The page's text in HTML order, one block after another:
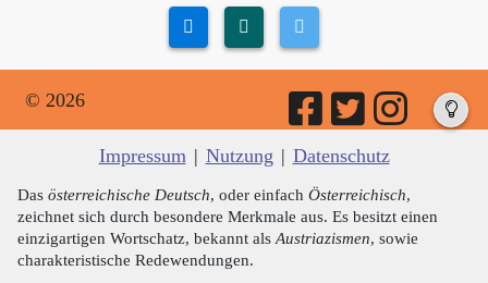
© 2026
Impressum | Nutzung | Datenschutz
Das österreichische Deutsch, oder einfach Österreichisch,
zeichnet sich durch besondere Merkmale aus. Es besitzt einen
einzigartigen Wortschatz, bekannt als Austriazismen, sowie
charakteristische Redewendungen.